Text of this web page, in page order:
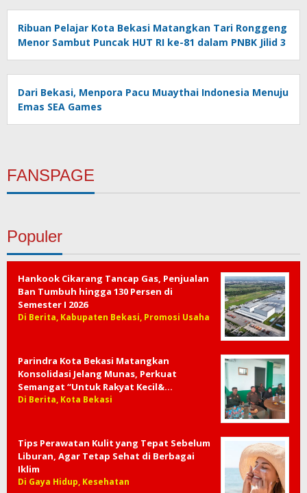
Ribuan Pelajar Kota Bekasi Matangkan Tari Ronggeng
Menor Sambut Puncak HUT RI ke-81 dalam PNBK Jilid 3
Dari Bekasi, Menpora Pacu Muaythai Indonesia Menuju
Emas SEA Games
FANSPAGE
Populer
Hankook Cikarang Tancap Gas, Penjualan
Ban Tumbuh hingga 130 Persen di
Semester I 2026
Di Berita, Kabupaten Bekasi, Promosi Usaha
Parindra Kota Bekasi Matangkan
Konsolidasi Jelang Munas, Perkuat
Semangat “Untuk Rakyat Kecil&…
Di Berita, Kota Bekasi
Tips Perawatan Kulit yang Tepat Sebelum
Liburan, Agar Tetap Sehat di Berbagai
Iklim
Di Gaya Hidup, Kesehatan